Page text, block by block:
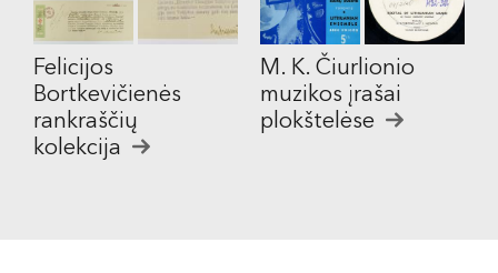
Felicijos
Bortkevičienės
rankraščių
kolekcija
M. K. Čiurlionio
muzikos įrašai
plokštelėse